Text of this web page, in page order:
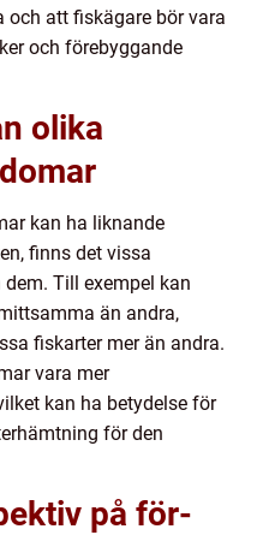
att fiskägare bör vara
och förebyggande
olika
kan ha liknande
finns det vissa
Till exempel kan
än andra,
fiskarter mer än andra.
vara mer
kan ha betydelse för
för den
på för-